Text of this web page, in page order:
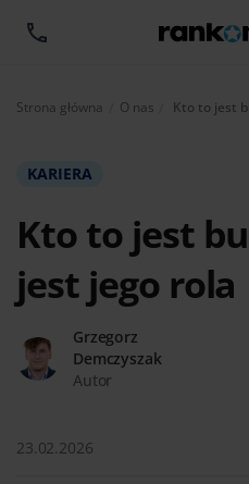
Strona główna O nas Aktualnie:
Kto to jest
KARIERA
Kto to jest
jest jego rola
Grzegorz
Demczyszak
Autor
23.02.2026